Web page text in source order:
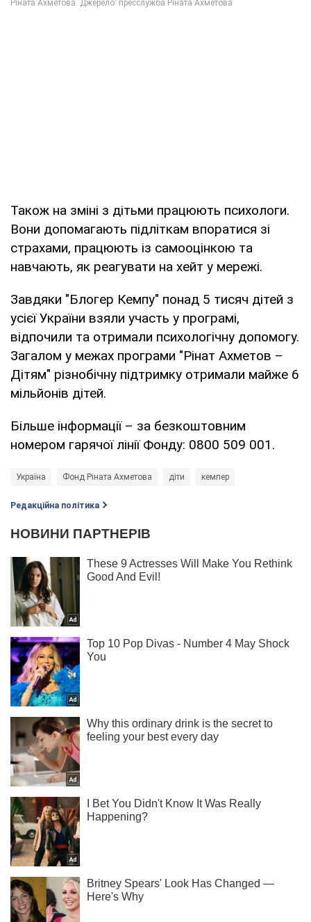
Також на зміні з дітьми працюють психологи.
Вони допомагають підліткам впоратися зі
страхами, працюють із самооцінкою та
навчають, як реагувати на хейт у мережі.
Завдяки "Блогер Кемпу" понад 5 тисяч дітей з
усієї України взяли участь у програмі,
відпочили та отримали психологічну допомогу.
Загалом у межах програми "Рінат Ахметов –
Дітям" різнобічну підтримку отримали майже 6
мільйонів дітей.
Більше інформації – за безкоштовним
номером гарячої лінії Фонду: 0800 509 001.
Україна Фонд Ріната Ахметова діти кемпер
Редакційна політика